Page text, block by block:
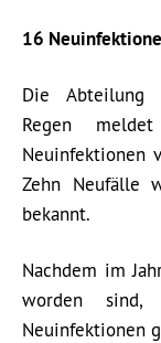
16
Die Abteilung
Regen
Neuinfektionen
Zehn Neufälle
bekannt.
Nachdem im
worden sind,
Neuinfektionen